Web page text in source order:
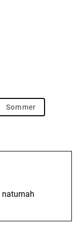
Sommer
naturnah